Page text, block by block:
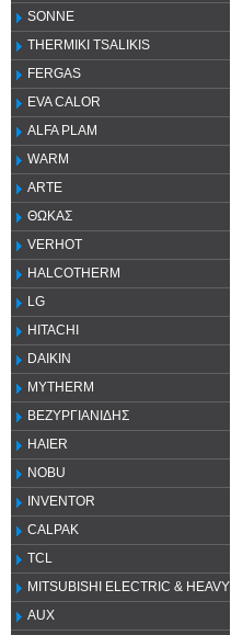
SONNE
THERMIKI TSALIKIS
FERGAS
EVA CALOR
ALFA PLAM
WARM
ARTE
ΘΩΚΑΣ
VERHOT
HALCOTHERM
LG
HITACHI
DAIKIN
MYTHERM
ΒΕΖΥΡΓΙΑΝΙΔΗΣ
HAIER
NOBU
INVENTOR
CALPAK
TCL
MITSUBISHI ELECTRIC & HEAVY
AUX